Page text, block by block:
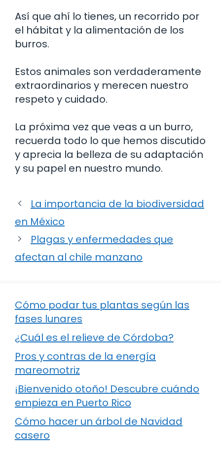
Así que ahí lo tienes, un recorrido por
el hábitat y la alimentación de los
burros.
Estos animales son verdaderamente
extraordinarios y merecen nuestro
respeto y cuidado.
La próxima vez que veas a un burro,
recuerda todo lo que hemos discutido
y aprecia la belleza de su adaptación
y su papel en nuestro mundo.
La importancia de la biodiversidad
en México
Plagas y enfermedades que
afectan al chile manzano
Cómo podar tus plantas según las
fases lunares
¿Cuál es el relieve de Córdoba?
Pros y contras de la energía
mareomotriz
¡Bienvenido otoño! Descubre cuándo
empieza en Puerto Rico
Cómo hacer un árbol de Navidad
casero